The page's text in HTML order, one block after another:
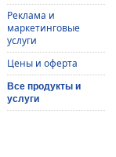
Реклама и
маркетинговые
услуги
Цены и оферта
Все продукты и
услуги